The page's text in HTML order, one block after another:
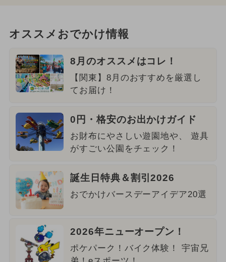
オススメおでかけ情報
8月のオススメはコレ！
【関東】8月のおすすめを厳選し
てお届け！
0円・格安のお出かけガイド
お財布にやさしい遊園地や、 遊具
がすごい公園をチェック！
誕生日特典＆割引2026
おでかけバースデーアイデア20選
2026年ニューオープン！
ポケパーク！バイク体験！ 宇宙兄